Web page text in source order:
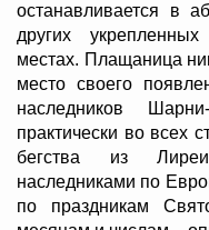
останавливается в
других
местах. Плащаница
место своего
наследников
практически во всех
бегства из
наследниками по
по праздникам